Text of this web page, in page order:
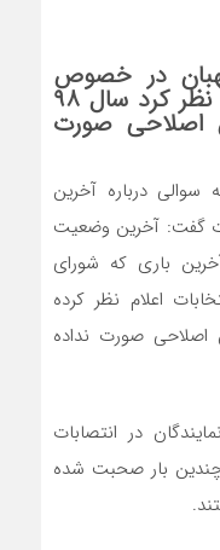
در خصوص
اصلاح قانون انتخابات اعلام نظر کرد سال ٩٨
اصلاحی صورت
درباره آخرین
گفت: آخرین وضعیت
باری که شورای
اعلام نظر کرده
اصلاحی صورت نداده
در انتصابات
بار صحبت شده